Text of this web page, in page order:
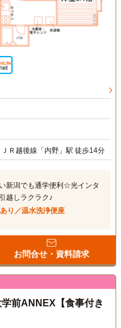
Ｒ越後線「内野」駅 徒歩14分
新潟でも通学便利☆光インタ
越しラクラク♪
り／温水洗浄便座
お問合せ・資料請求
前ANNEX【食事付き